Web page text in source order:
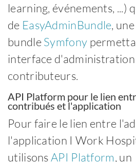
learning, événements, ...)
de EasyAdminBundle, une
bundleSymfony
interface
contributeurs.
API Platform pour le lien
contribués et l'application
Pour faire le lien entre
l'application I Work
utilisonsAPI Platform, un